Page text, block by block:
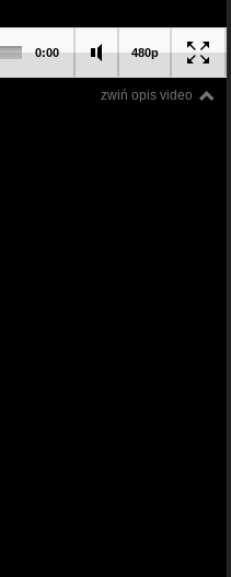
480p
0:00
zwiń opis video